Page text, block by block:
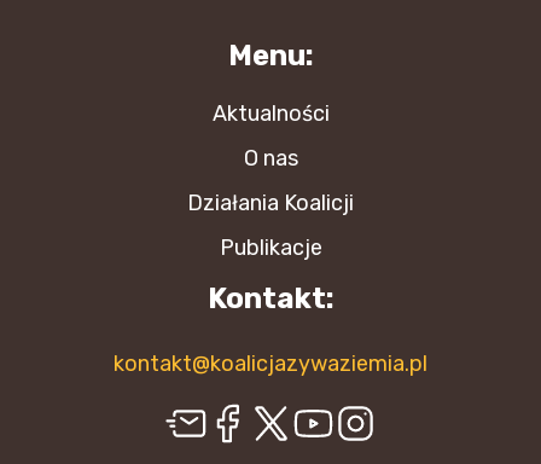
Menu:
Aktualności
O nas
Działania Koalicji
Publikacje
Kontakt:
kontakt@koalicjazywaziemia.pl